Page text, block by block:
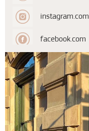
instagram.com
facebook.com